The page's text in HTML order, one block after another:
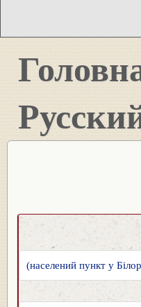
(населений пункт у